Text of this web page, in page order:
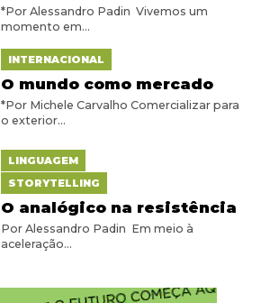
*Por Alessandro Padin Vivemos um
momento em...
INTERNACIONAL
O mundo como mercado
*Por Michele Carvalho Comercializar para
o exterior...
LINGUAGEM
STORYTELLING
O analógico na resistência
Por Alessandro Padin Em meio à
aceleração...